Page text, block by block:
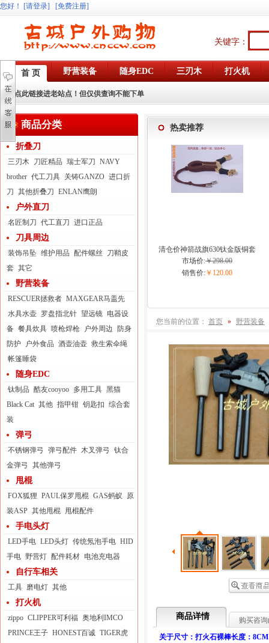
您好 ！ [请登录] [免费注册]
关键字：
首 页 野营装备 随身EDC 三刃木 打火机
点此链接进老站点！但仅供查询不能下单
商品分类
折叠刀
三刃木 刀匠精品 瑞士军刀 NAVY
brother 代工刀具 关铸GANZO 进口折
刀 其他折叠刀 ENLAN鹰朗
户外直刀
名匠制刀 代工直刀 进口正品
刀具周边
装饰吊坠 维护用品 配件螺丝
刀鞘皮
套 其它
野营装备
RESCUER拯救者 MAXGEAR马盖先
水具水壶 罗盘指北针 望远镜 电器设
备 餐具炊具 喷枪焊枪 户外周边
防身
防护
户外食品 酒壶油壶 救生索伞绳
帐篷睡袋
随身EDC
钛制品 酷友cooyoo 多用工具 黑猫
Black Cat 其他 指甲钳 钥匙扣 综合套
装
弹弓
不锈钢弹弓 弹弓配件 木叉弹弓
钛合
金弹弓
其他弹弓
甩棍
FOX狐狸 PAUL保罗甩棍 GAS蚂蚁
原
装ASP 其他甩棍 甩棍配件
手电头灯
LED手电 LED头灯 传统氖泡手电 HID
手电 野营灯 配件耗材 电池充电器
自行车相关
工具 磨电灯 其他
打火机
zippo CLIPPER可利福 奥地利IMCO
PRINCE王子 HONEST百诚 TIGER虎
热卖推荐
清仓价神箭战旗630钛金版铜套
弓眼反曲球卡六股弹弓
市场价:￥298.00
销售价: ￥120.00
您当前的位置： 首页 » 野营装备
商品详情
购买咨询
关于尺寸：打火石裸棒长度：